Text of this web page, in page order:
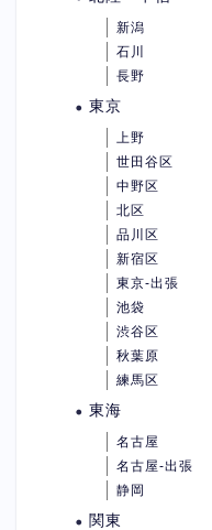
新潟
石川
長野
東京
上野
世田谷区
中野区
北区
品川区
新宿区
東京-出張
池袋
渋谷区
秋葉原
練馬区
東海
名古屋
名古屋-出張
静岡
関東